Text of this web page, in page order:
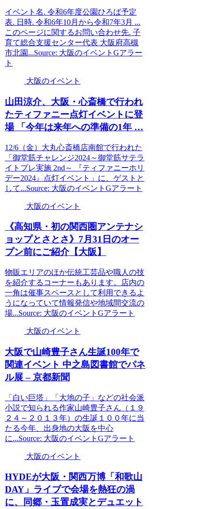
イベント名. 令和6年度公園ひろば予定
表. 日時. 令和6年10月から令和7年3月 ...
このページに関するお問い合わせ先. 子
育て総合支援センター代表 大阪府高槻
市北園...Source: 大阪のイベントGアラー
ト
大阪のイベント
山田涼介、 大阪 ・心斎橋で行われ
たティファニー点灯イベントに登
場 「今年は来年への準備の1年 …
12/6（金）大丸心斎橋店南館で行われた
「御堂筋チャレンジ2024～御堂筋サテラ
イトプレ実施 2nd～ 『ティファニーホリ
デー2024』点灯イベント」に、ゲストと
して...Source: 大阪のイベントGアラート
大阪のイベント
《高知県・初の関西圏アンテナシ
ョップとさとさ》7月31日のオー
プン前にご紹介【大阪】
物販エリアのほか伝統工芸品や職人の技
を紹介するコーナーもあります。店内の
一角は催事スペースとして利用できるよ
うになっていて情報発信や地域間交流の
場...Source: 大阪のイベントGアラート
大阪のイベント
大阪で山崎豊子さん生誕100年で
関連イベント 中之島図書館でパネ
ル展 – 京都新聞
「白い巨塔」「大地の子」などの社会派
小説で知られる作家山崎豊子さん（１９
２４～２０１３年）の生誕１００年に当
たる今年、出身地の大阪を中心
に...Source: 大阪のイベントGアラート
大阪のイベント
HYDEが大阪 ・関西万博「和歌山
DAY」ライブで会場を熱狂の渦
に、同郷・玉置成実とデュエット